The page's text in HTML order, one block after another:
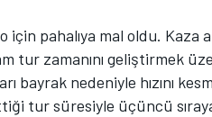
için pahalıya mal oldu.
tur zamanını geliştirmek
bayrak nedeniyle hızını
tur süresiyle üçüncü